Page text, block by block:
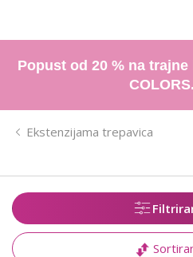
Popust od 20 % na
Ekstenzijama trepavica